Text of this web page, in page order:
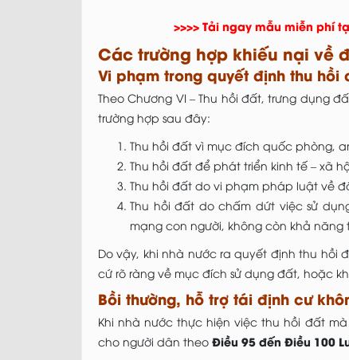
>>>> Tải ngay mẫu miễn phí
Các trường hợp khiếu nại về
Vi phạm trong quyết định thu hồi
Theo Chương VI – Thu hồi đất, trưng dụng
trường hợp sau đây:
Thu hồi đất vì mục đích quốc phòng,
Thu hồi đất để phát triển kinh tế – xã
Thu hồi đất do vi phạm pháp luật về
Thu hồi đất do chấm dứt việc sử
mạng con người, không còn khả năng
Do vậy, khi nhà nước ra quyết định thu
cứ rõ ràng về mục đích sử dụng đất, hoặc
Bồi thường, hỗ trợ tái định cư
Khi nhà nước thực hiện việc thu hồi đất
cho người dân theo Điều 95 đến Điều 100